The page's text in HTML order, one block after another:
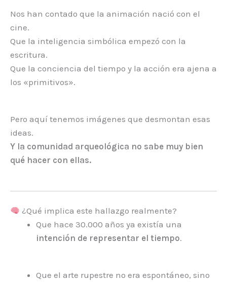
Nos han contado que la animación nació con el
cine.
Que la inteligencia simbólica empezó con la
escritura.
Que la conciencia del tiempo y la acción era ajena a
los «primitivos».
Pero aquí tenemos imágenes que desmontan esas
ideas.
Y la comunidad arqueológica no sabe muy bien
qué hacer con ellas.
¿Qué implica este hallazgo realmente?
Que hace 30.000 años ya existía una
intención de representar el tiempo.
Que el arte rupestre no era espontáneo, sino